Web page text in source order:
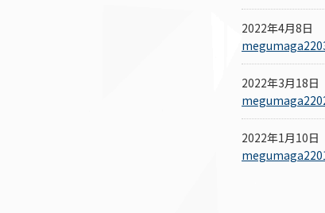
2022年4月8日
2022年3月18日
2022年1月10日